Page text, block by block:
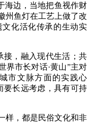
海边，当地把鱼视作财
州鱼灯在工艺上做了改
化活化传承的生动实
，融入现代生活；共
界市长对话·黄山”主对
市文脉方面的实践心
要长远考虑，具有可持
，都是民俗文化和非